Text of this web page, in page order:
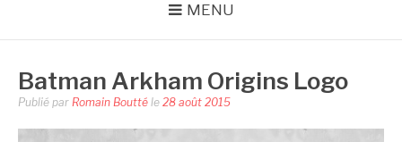
MENU
Batman Arkham Origins Logo
Publié par Romain Boutté le 28 août 2015